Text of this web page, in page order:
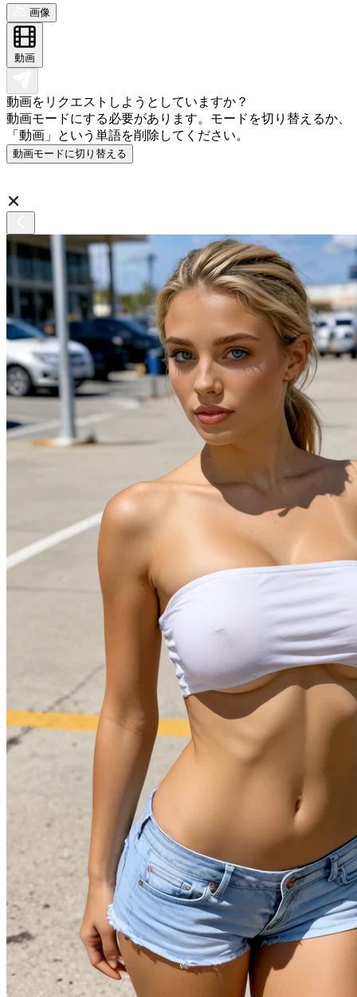
画像
動画
動画をリクエストしようとしていますか？
動画モードにする必要があります。モードを切り替えるか、
「動画」という単語を削除してください。
動画モードに切り替える